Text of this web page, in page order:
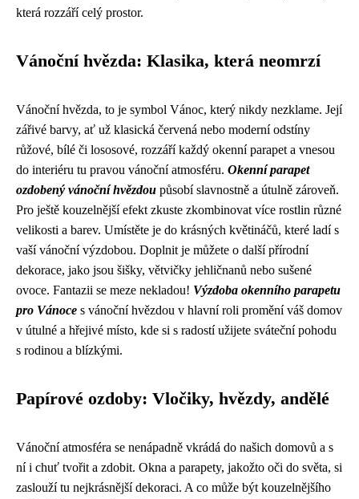
která rozzáří celý prostor.
Vánoční hvězda: Klasika, která neomrzí
Vánoční hvězda, to je symbol Vánoc, který nikdy nezklame. Její
zářivé barvy, ať už klasická červená nebo moderní odstíny
růžové, bílé či lososové, rozzáří každý okenní parapet a vnesou
do interiéru tu pravou vánoční atmosféru. Okenní parapet
ozdobený vánoční hvězdou působí slavnostně a útulně zároveň.
Pro ještě kouzelnější efekt zkuste zkombinovat více rostlin různé
velikosti a barev. Umístěte je do krásných květináčů, které ladí s
vaší vánoční výzdobou. Doplnit je můžete o další přírodní
dekorace, jako jsou šišky, větvičky jehličnanů nebo sušené
ovoce. Fantazii se meze nekladou! Výzdoba okenního parapetu
pro Vánoce s vánoční hvězdou v hlavní roli promění váš domov
v útulné a hřejivé místo, kde si s radostí užijete sváteční pohodu
s rodinou a blízkými.
Papírové ozdoby: Vločiky, hvězdy, andělé
Vánoční atmosféra se nenápadně vkrádá do našich domovů a s
ní i chuť tvořit a zdobit. Okna a parapety, jakožto oči do světa, si
zaslouží tu nejkrásnější dekoraci. A co může být kouzelnějšího